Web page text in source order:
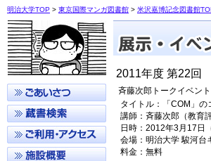
明治大学TOP > 東京国際マンガ図書館 > 米沢嘉博記念図書館
2011年度 第22回
斉藤次郎トークイベン
タイトル：「COM」の
講師：斉藤次郎（教育
日時：2012年3月17日
会場：明治大学 駿河
料金：無料